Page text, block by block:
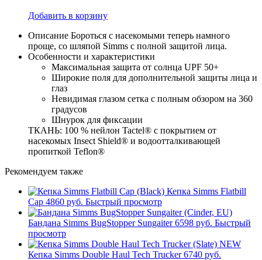
Добавить в корзину
Описание Бороться с насекомыми теперь намного
проще, со шляпой Simms с полной защитой лица.
Особенности и характеристики
Максимальная защита от солнца UPF 50+
Широкие поля для дополнительной защиты лица и
глаз
Невидимая глазом сетка с полным обзором на 360
градусов
Шнурок для фиксации
ТКАНЬ: 100 % нейлон Tactel® с покрытием от
насекомых Insect Shield® и водоотталкивающей
пропиткой Teflon®
Рекомендуем также
Кепка Simms Flatbill
Cap 4860 руб. Быстрый просмотр
Бандана Simms BugStopper Sungaiter 6598 руб. Быстрый
просмотр
NEW
Кепка Simms Double Haul Tech Trucker 6740 руб.